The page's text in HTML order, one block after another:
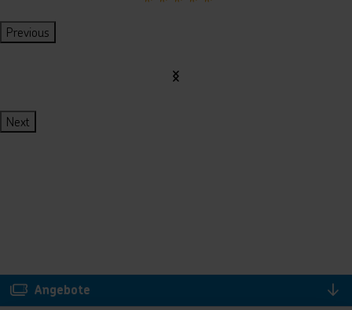
Previous
Next
Angebote